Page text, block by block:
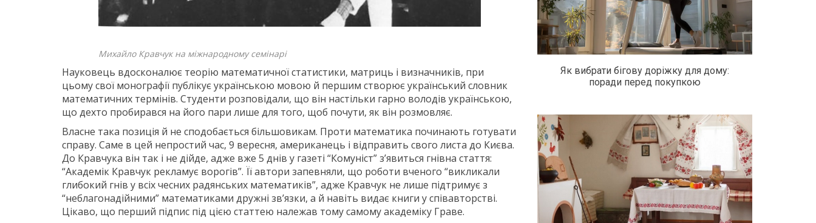
Михайло Кравчук на міжнародному семінарі
Науковець вдосконалює теорію математичної статистики, матриць і визначників, при
цьому свої монографії публікує українською мовою й першим створює український словник
математичних термінів. Студенти розповідали, що він настільки гарно володів українською,
що дехто пробирався на його пари лише для того, щоб почути, як він розмовляє.
Власне така позиція й не сподобається більшовикам. Проти математика починають готувати
справу. Саме в цей непростий час, 9 вересня, американець і відправить свого листа до Києва.
До Кравчука він так і не дійде, адже вже 5 днів у газеті “Комуніст” з’явиться гнівна стаття:
“Академік Кравчук рекламує ворогів”. Її автори запевняли, що роботи вченого “викликали
глибокий гнів у всіх чесних радянських математиків”, адже Кравчук не лише підтримує з
“неблагонадійними” математиками дружні зв’язки, а й навіть видає книги у співавторстві.
Цікаво, що перший підпис під цією статтею належав тому самому академіку Граве.
Як вибрати бігову доріжку для дому:
поради перед покупкою